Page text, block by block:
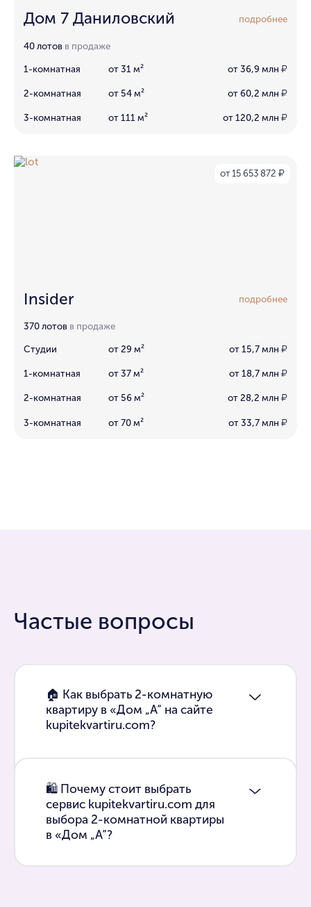
Дом 7 Даниловский подробнее
40 лотов в продаже
1-комнатная от 31 м² от 36,9 млн ₽
2-комнатная от 54 м² от 60,2 млн ₽
3-комнатная от 111 м² от 120,2 млн ₽
от 15 653 872 ₽
Insider подробнее
370 лотов в продаже
Студии от 29 м² от 15,7 млн ₽
1-комнатная от 37 м² от 18,7 млн ₽
2-комнатная от 56 м² от 28,2 млн ₽
3-комнатная от 70 м² от 33,7 млн ₽
Частые вопросы
🏠 Как выбрать 2-комнатную
квартиру в «Дом „А“ на сайте
kupitekvartiru.com?
🛍 Почему стоит выбрать
сервис kupitekvartiru.com для
выбора 2-комнатной квартиры
в «Дом „А“?